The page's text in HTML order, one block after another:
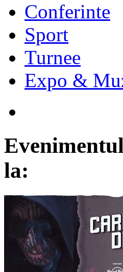
Conferinte
Sport
Turnee
Expo &
la: